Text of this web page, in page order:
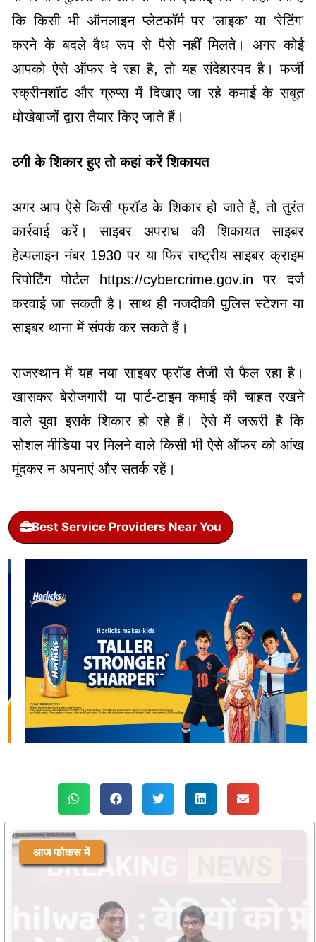
कि किसी भी ऑनलाइन प्लेटफॉर्म पर ‘लाइक’ या ‘रेटिंग’
करने के बदले वैध रूप से पैसे नहीं मिलते। अगर कोई
आपको ऐसे ऑफर दे रहा है, तो यह संदेहास्पद है। फर्जी
स्क्रीनशॉट और ग्रुप्स में दिखाए जा रहे कमाई के सबूत
धोखेबाजों द्वारा तैयार किए जाते हैं।
ठगी के शिकार हुए तो कहां करें शिकायत
अगर आप ऐसे किसी फ्रॉड के शिकार हो जाते हैं, तो तुरंत
कार्रवाई करें। साइबर अपराध की शिकायत साइबर
हेल्पलाइन नंबर 1930 पर या फिर राष्ट्रीय साइबर क्राइम
रिपोर्टिंग पोर्टल https://cybercrime.gov.in पर दर्ज
करवाई जा सकती है। साथ ही नजदीकी पुलिस स्टेशन या
साइबर थाना में संपर्क कर सकते हैं।
राजस्थान में यह नया साइबर फ्रॉड तेजी से फैल रहा है।
खासकर बेरोजगारी या पार्ट-टाइम कमाई की चाहत रखने
वाले युवा इसके शिकार हो रहे हैं। ऐसे में जरूरी है कि
सोशल मीडिया पर मिलने वाले किसी भी ऐसे ऑफर को आंख
मूंदकर न अपनाएं और सतर्क रहें।
Best Service Providers Near You
आज फोकस में